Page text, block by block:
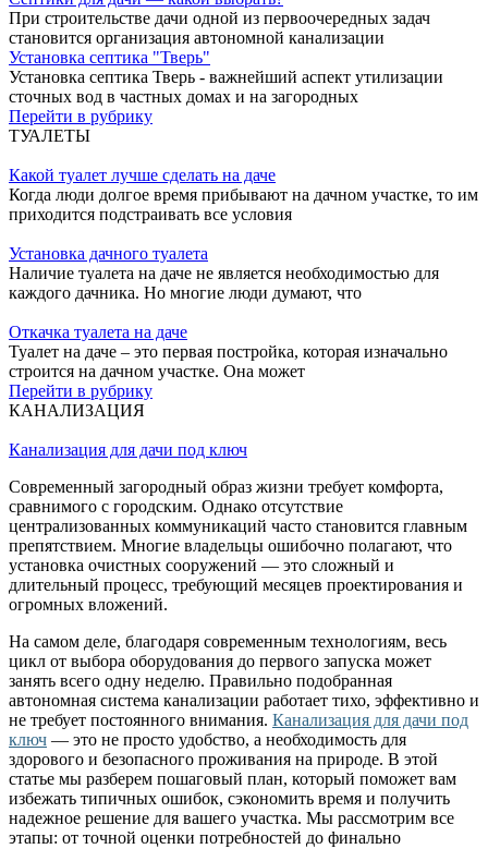
При строительстве дачи одной из первоочередных задач
становится организация автономной канализации
Установка септика "Тверь"
Установка септика Тверь - важнейший аспект утилизации
сточных вод в частных домах и на загородных
Перейти в рубрику
ТУАЛЕТЫ
Какой туалет лучше сделать на даче
Когда люди долгое время прибывают на дачном участке, то им
приходится подстраивать все условия
Установка дачного туалета
Наличие туалета на даче не является необходимостью для
каждого дачника. Но многие люди думают, что
Откачка туалета на даче
Туалет на даче – это первая постройка, которая изначально
строится на дачном участке. Она может
Перейти в рубрику
КАНАЛИЗАЦИЯ
Канализация для дачи под ключ
Современный загородный образ жизни требует комфорта,
сравнимого с городским. Однако отсутствие
централизованных коммуникаций часто становится главным
препятствием. Многие владельцы ошибочно полагают, что
установка очистных сооружений — это сложный и
длительный процесс, требующий месяцев проектирования и
огромных вложений.
На самом деле, благодаря современным технологиям, весь
цикл от выбора оборудования до первого запуска может
занять всего одну неделю. Правильно подобранная
автономная система канализации работает тихо, эффективно и
не требует постоянного внимания. Канализация для дачи под
ключ — это не просто удобство, а необходимость для
здорового и безопасного проживания на природе. В этой
статье мы разберем пошаговый план, который поможет вам
избежать типичных ошибок, сэкономить время и получить
надежное решение для вашего участка. Мы рассмотрим все
этапы: от точной оценки потребностей до финально